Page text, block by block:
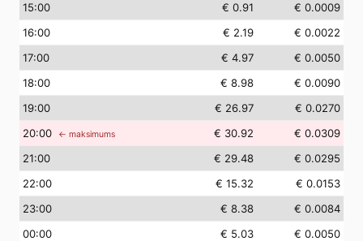
15:00 € 0.91
€ 0.0009
16:00 € 2.19
€ 0.0022
17:00 € 4.97
€ 0.0050
18:00 € 8.98
€ 0.0090
19:00 € 26.97
€ 0.0270
20:00 ← maksimums € 30.92
€ 0.0309
21:00 € 29.48
€ 0.0295
22:00 € 15.32
€ 0.0153
23:00 € 8.38
€ 0.0084
00:00 € 5.03
€ 0.0050